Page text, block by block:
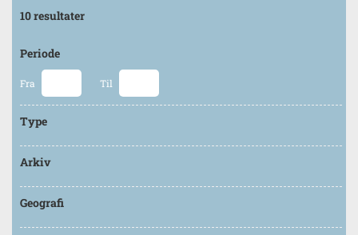
10 resultater
Periode
Fra Til
Type
Arkiv
Geografi